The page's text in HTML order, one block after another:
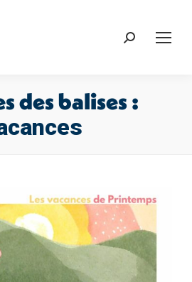
Recherche
des balises :